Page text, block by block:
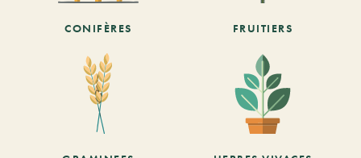
CONIFÈRES FRUITIERS